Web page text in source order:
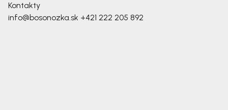
Kontakty
info@bosonozka.sk +421 222 205 892